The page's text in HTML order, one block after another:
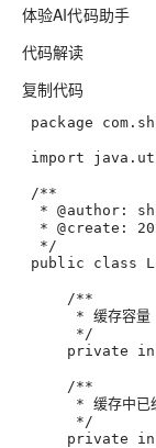
体验AI代码助手
代码解读
复制代码
package
import
/**
* @author :
* @create :
*/
public
class
/**
* 缓存容量
*/
private
/**
* 缓存中已经
*/
private